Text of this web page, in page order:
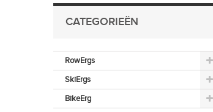
CATEGORIEËN
RowErgs
SkiErgs
BikeErg